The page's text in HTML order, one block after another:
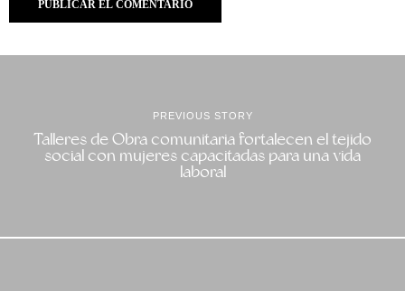
PREVIOUS STORY
Talleres de Obra comunitaria fortalecen el tejido
social con mujeres capacitadas para una vida
laboral